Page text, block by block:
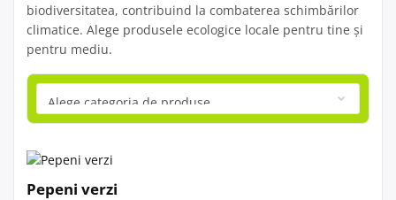
biodiversitatea, contribuind la combaterea schimbărilor
climatice. Alege produsele ecologice locale pentru tine și
pentru mediu.
Pepeni verzi